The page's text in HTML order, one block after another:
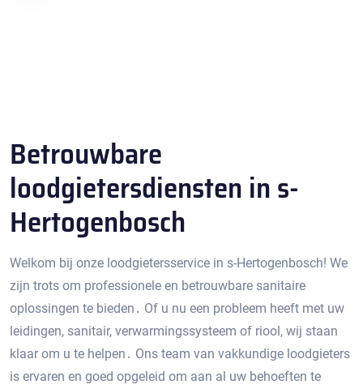
Betrouwbare
loodgietersdiensten in s-
Hertogenbosch
Welkom bij onze loodgietersservice in s-Hertogenbosch!​ We
zijn trots om professionele en betrouwbare sanitaire
oplossingen te bieden․ Of u nu een probleem heeft met uw
leidingen, sanitair, verwarmingssysteem of riool, wij staan
klaar om u te helpen․ Ons team van vakkundige loodgieters
is ervaren en goed opgeleid om aan al uw behoeften te